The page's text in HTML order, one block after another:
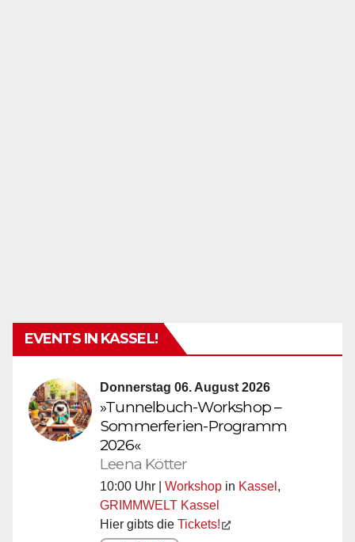
EVENTS IN KASSEL!
Donnerstag 06. August 2026
»Tunnelbuch-Workshop –
Sommerferien-Programm
2026«
Leena Kötter
10:00 Uhr | Workshop in Kassel ,
GRIMMWELT Kassel
Hier gibts die Tickets!